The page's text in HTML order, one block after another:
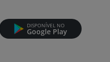
DISPONÍVEL NO
Google Play